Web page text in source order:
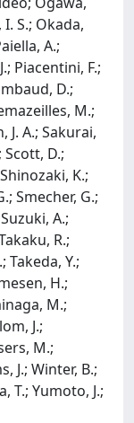
S.; Okada,
A.;
Piacentini, F.;
D.;
M.;
J. A.; Sakurai,
Scott, D.;
K.;
Smecher, G.;
A.;
R.;
Takeda, Y.;
H.;
M.;
J.;
M.;
J.; Winter, B.;
T.; Yumoto, J.;